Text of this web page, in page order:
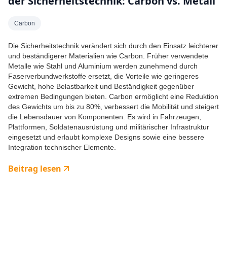
Carbon
Die Sicherheitstechnik verändert sich durch den Einsatz leichterer
und beständigerer Materialien wie Carbon. Früher verwendete
Metalle wie Stahl und Aluminium werden zunehmend durch
Faserverbundwerkstoffe ersetzt, die Vorteile wie geringeres
Gewicht, hohe Belastbarkeit und Beständigkeit gegenüber
extremen Bedingungen bieten. Carbon ermöglicht eine Reduktion
des Gewichts um bis zu 80%, verbessert die Mobilität und steigert
die Lebensdauer von Komponenten. Es wird in Fahrzeugen,
Plattformen, Soldatenausrüstung und militärischer Infrastruktur
eingesetzt und erlaubt komplexe Designs sowie eine bessere
Integration technischer Elemente.
Beitrag lesen